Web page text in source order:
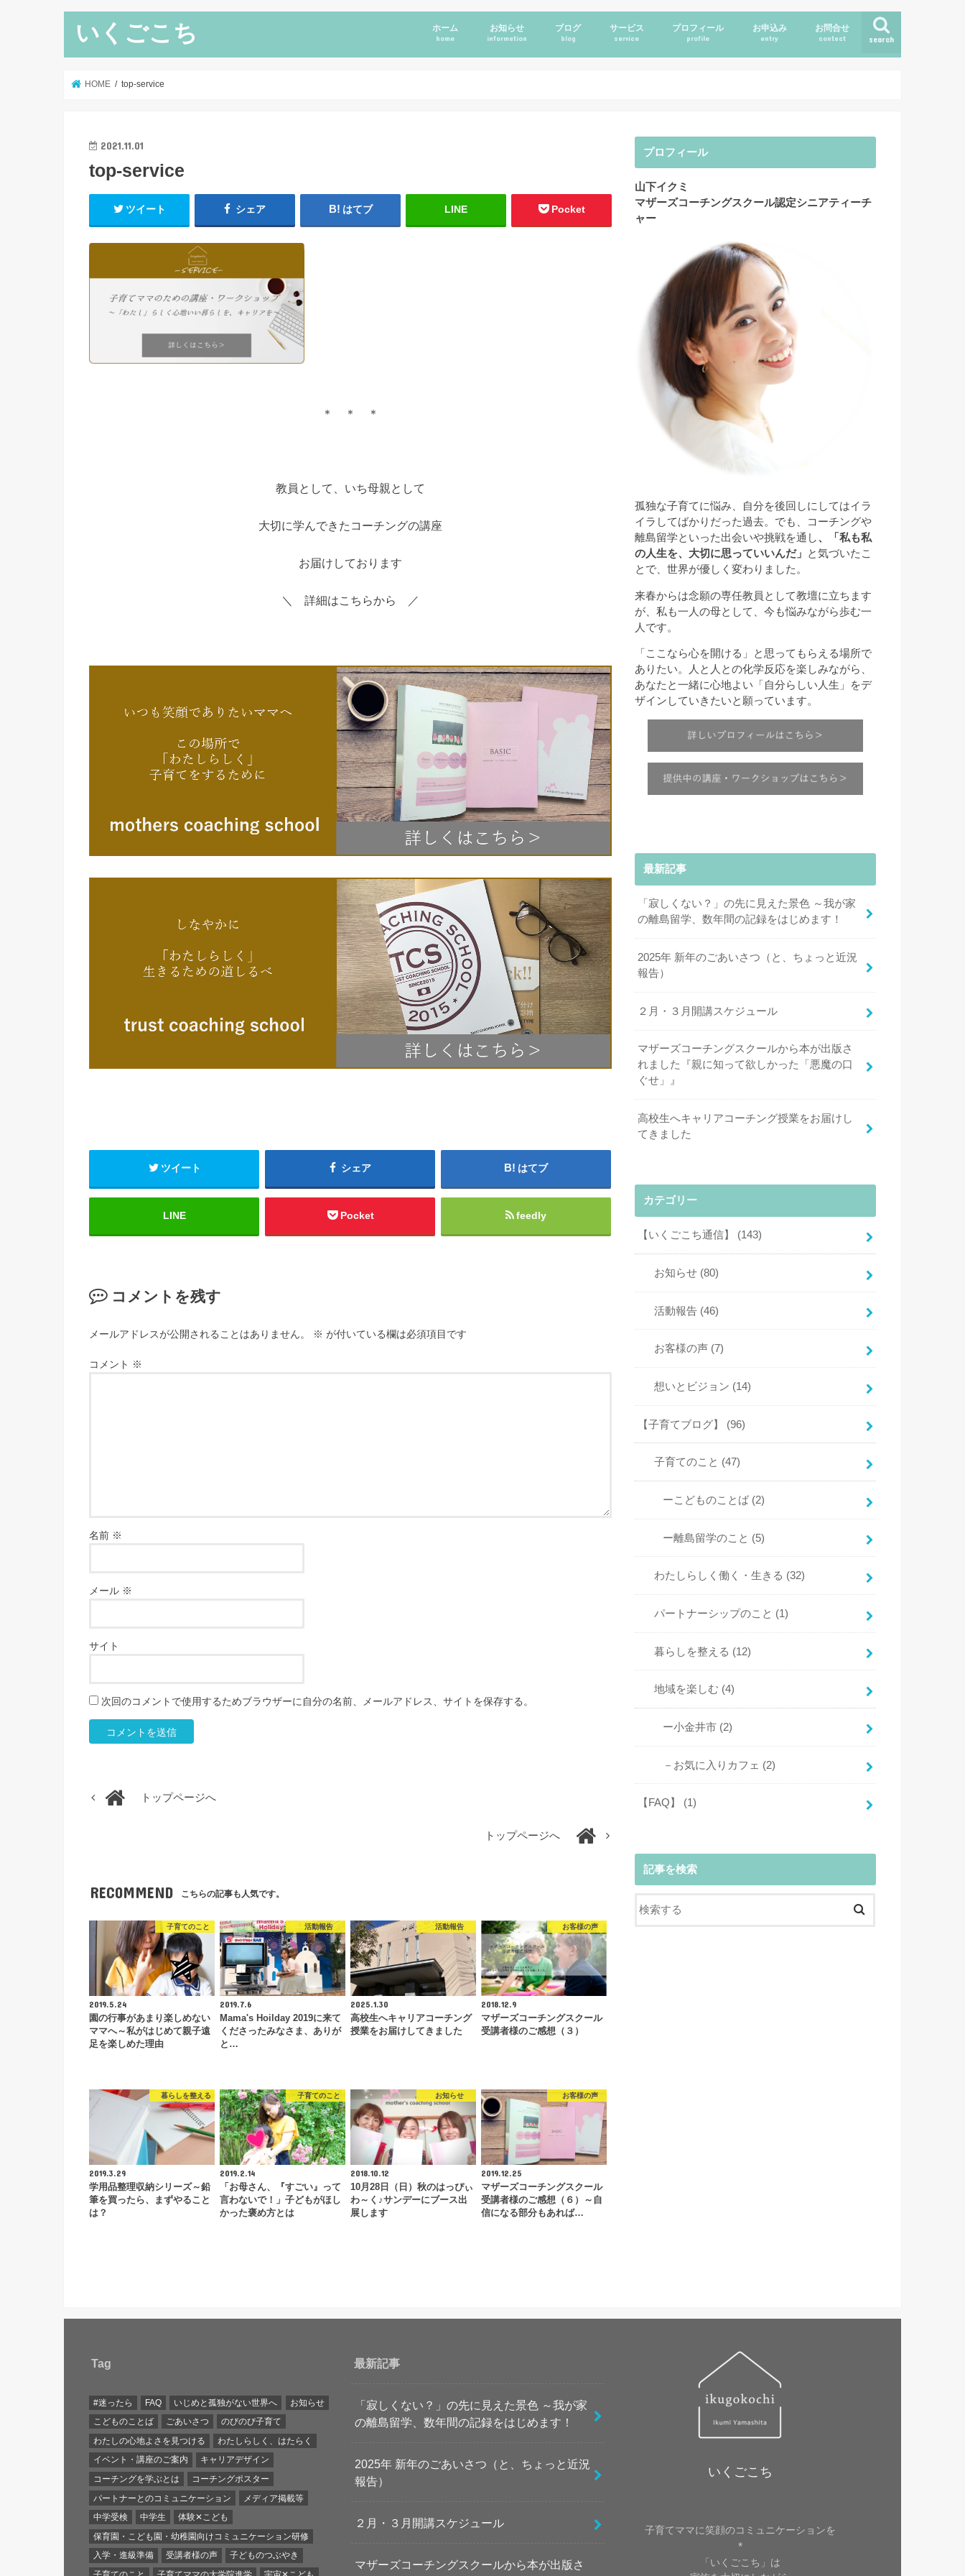
いくごこち search
ホーム
home
お知らせ
information
ブログ
blog
サービス
service
プロフィール
profile
お申込み
entry
お問合せ
contact
HOME top-service
2021.11.01
top-service
ツイート シェア はてブ LINE Pocket
＊ ＊ ＊
教員として、いち母親として
大切に学んできたコーチングの講座
お届けしております
＼ 詳細はこちらから ／
ツイート シェア はてブ
LINE Pocket feedly
コメントを残す
メールアドレスが公開されることはありません。 ※ が付いている欄は必須項目です
コメント ※
名前 ※
メール ※
サイト
次回のコメントで使用するためブラウザーに自分の名前、メールアドレス、サイトを保存する。
トップページへ
トップページへ
RECOMMEND こちらの記事も人気です。
子育てのこと
2019.5.24
園の行事があまり楽しめない
ママへ～私がはじめて親子遠
足を楽しめた理由
活動報告
2019.7.6
Mama's Hoilday 2019に来て
くださったみなさま、ありが
と…
活動報告
2025.1.30
高校生へキャリアコーチング
授業をお届けしてきました
お客様の声
2018.12.9
マザーズコーチングスクール
受講者様のご感想（３）
暮らしを整える
2019.3.29
学用品整理収納シリーズ～鉛
筆を買ったら、まずやること
は？
子育てのこと
2019.2.14
「お母さん、『すごい』って
言わないで！」子どもがほし
かった褒め方とは
お知らせ
2018.10.12
10月28日（日）秋のはっぴぃ
わ～く♪サンデーにブース出
展します
お客様の声
2019.12.25
マザーズコーチングスクール
受講者様のご感想（６）～自
信になる部分もあれば…
プロフィール
山下イクミ
マザーズコーチングスクール認定シニアティーチ
ャー
孤独な子育てに悩み、自分を後回しにしてはイラ
イラしてばかりだった過去。でも、コーチングや
離島留学といった出会いや挑戦を通し、「私も私
の人生を、大切に思っていいんだ」
と気づいたこ
とで、世界が優しく変わりました。
来春からは念願の専任教員として教壇に立ちます
が、私も一人の母として、今も悩みながら歩む一
人です。
「ここなら心を開ける」と思ってもらえる場所で
ありたい。人と人との化学反応を楽しみながら、
あなたと一緒に心地よい「自分らしい人生」をデ
ザインしていきたいと願っています。
最新記事
「寂しくない？」の先に見えた景色 ～我が家
の離島留学、数年間の記録をはじめます！
2025年 新年のごあいさつ（と、ちょっと近況
報告）
２月・３月開講スケジュール
マザーズコーチングスクールから本が出版さ
れました『親に知って欲しかった「悪魔の口
ぐせ」』
高校生へキャリアコーチング授業をお届けし
てきました
カテゴリー
【いくごこち通信】 (143)
お知らせ (80)
活動報告 (46)
お客様の声 (7)
想いとビジョン (14)
【子育てブログ】 (96)
子育てのこと (47)
ーこどものことば (2)
ー離島留学のこと (5)
わたしらしく働く・生きる (32)
パートナーシップのこと (1)
暮らしを整える (12)
地域を楽しむ (4)
ー小金井市 (2)
－お気に入りカフェ (2)
【FAQ】 (1)
記事を検索
Tag
#迷ったら FAQ いじめと孤独がない世界へ
お知らせ
こどものことば
ごあいさつ
のびのび子育て
わたしの心地よさを見つける
わたしらしく、はたらく
イベント・講座のご案内
キャリアデザイン
コーチングを学ぶとは
コーチングポスター
パートナーとのコミュニケーション
メディア掲載等
中学受検
中学生
体験✕こども
保育園・こども園・幼稚園向けコミュニケーション研修
入学・進級準備
受講者様の声
子どものつぶやき
最新記事
「寂しくない？」の先に見えた景色 ～我が家
の離島留学、数年間の記録をはじめます！
2025年 新年のごあいさつ（と、ちょっと近況
報告）
２月・３月開講スケジュール
マザーズコーチングスクールから本が出版さ
いくごこち
子育てママに笑顔のコミュニケーションを
*
「いくごこち」は